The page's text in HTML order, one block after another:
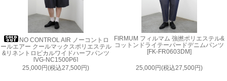
NO CONTROL AIR ノーコントロ
ールエアー クールマックスポリエステル
&リネントロピカルワイドハーフパンツ
[VG-NC1500P6]
25,000円(税込27,500円)
FIRMUM フィルマム 強撚ポリエステル&
コットンドライテーパードデニムパンツ
[FK-FR0603DM]
25,000円(税込27,500円)